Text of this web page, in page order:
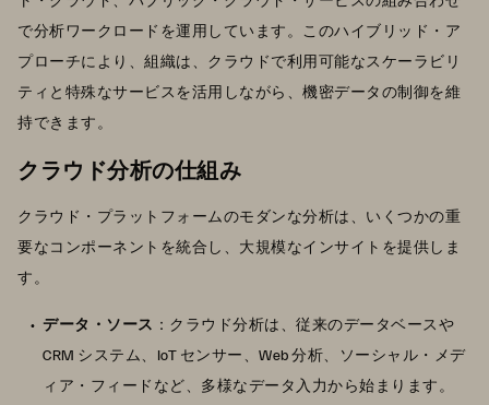
で分析ワークロードを運用しています。このハイブリッド・ア
プローチにより、組織は、クラウドで利用可能なスケーラビリ
ティと特殊なサービスを活用しながら、機密データの制御を維
持できます。
クラウド分析の仕組み
クラウド・プラットフォームのモダンな分析は、いくつかの重
要なコンポーネントを統合し、大規模なインサイトを提供しま
す。
データ・ソース ：クラウド分析は、従来のデータベースや
CRM システム、IoT センサー、Web 分析、ソーシャル・メデ
ィア・フィードなど、多様なデータ入力から始まります。